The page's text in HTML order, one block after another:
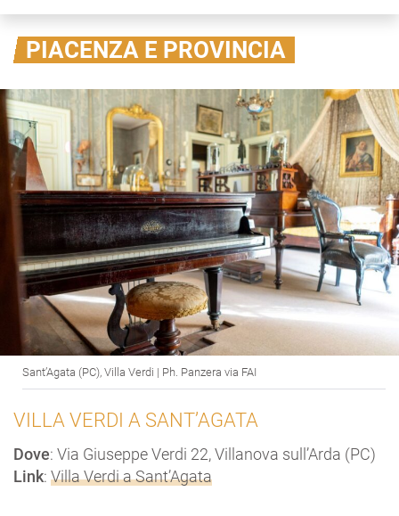
PIACENZA E PROVINCIA
Sant’Agata (PC), Villa Verdi | Ph. Panzera via FAI
VILLA VERDI A SANT’AGATA
Dove: Via Giuseppe Verdi 22, Villanova sull’Arda (PC)
Link: Villa Verdi a Sant’Agata